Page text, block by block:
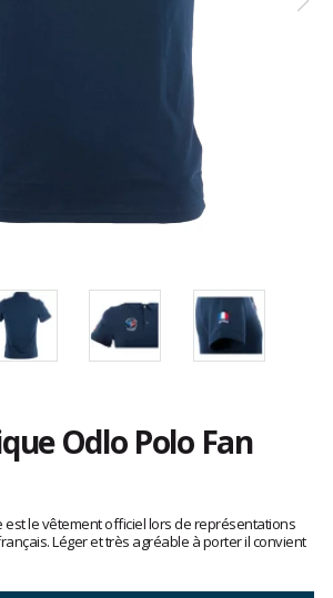
Odlo Polo Fan
est le vêtement officiel lors de représentations
Léger et très agréable à porter il convient